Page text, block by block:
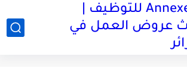
Annexe-dz للتوظيف |
عروض العمل في